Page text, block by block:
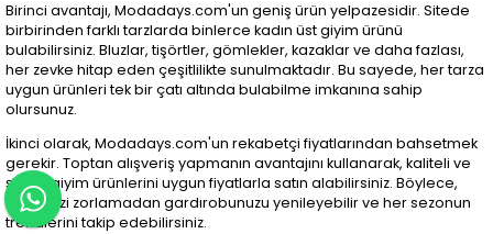
Birinci avantajı, Modadays.com'un geniş ürün yelpazesidir. Sitede
birbirinden farklı tarzlarda binlerce kadın üst giyim ürünü
bulabilirsiniz. Bluzlar, tişörtler, gömlekler, kazaklar ve daha fazlası,
her zevke hitap eden çeşitlilikte sunulmaktadır. Bu sayede, her tarza
uygun ürünleri tek bir çatı altında bulabilme imkanına sahip
olursunuz.
İkinci olarak, Modadays.com'un rekabetçi fiyatlarından bahsetmek
gerekir. Toptan alışveriş yapmanın avantajını kullanarak, kaliteli ve
şık üst giyim ürünlerini uygun fiyatlarla satın alabilirsiniz. Böylece,
bütçenizi zorlamadan gardırobunuzu yenileyebilir ve her sezonun
trendlerini takip edebilirsiniz.